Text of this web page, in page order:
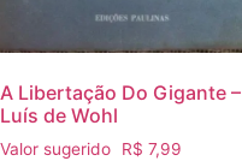
A Libertação Do Gigante –
Luís de Wohl
Valor sugerido R$ 7,99